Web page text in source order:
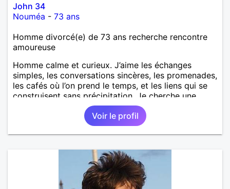
John 34
Nouméa - 73 ans
Homme divorcé(e) de 73 ans recherche rencontre
amoureuse
Homme calme et curieux. J’aime les échanges
simples, les conversations sincères, les promenades,
les cafés où l’on prend le temps, et les liens qui se
construisent sans précipitation. Je cherche une
femme autonome, bienveillante, ayant envie de
partager des moments, d’abord, et voir ensuite où
cela mène. Je privilégie la douceur, l’humour
tranquille et la curiosité pour l’autre.
Voir le profil